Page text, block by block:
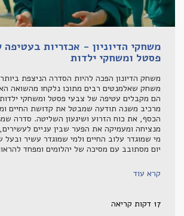
משחקי הדיוניון - אכזריות
פסטל ומשחקי ילדות
משחק הדיונון הפכה להיות הסדרה הניצפת
משחק שאלמנטים רבים מתוכו נלקחו מהשואה
הם מקבלים עטיפה של צבעי פסטל ומשחקי
מרכיב משנה תודעה שמבטל את קדושת החיים
הכסף, את כוח הזרוע ושיגעון השליטה. סדרה
מנציחה ומעמיקה את הפער שבין עניים
מי שמוגדר עלוב החיים ולמי שמוגדר עשיר
יום מסתובב עם מסיכה של יהלומים ומפחד
קרא עוד
17 דקות קריאה